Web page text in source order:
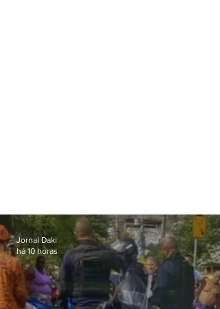
Jornal Daki
há 10 horas